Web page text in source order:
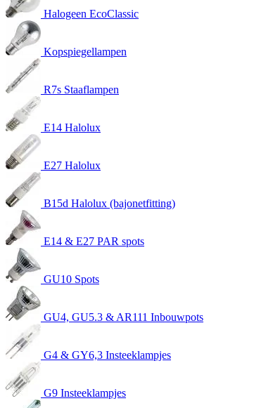
Halogeen EcoClassic
Kopspiegellampen
R7s Staaflampen
E14 Halolux
E27 Halolux
B15d Halolux (bajonetfitting)
E14 & E27 PAR spots
GU10 Spots
GU4, GU5.3 & AR111 Inbouwpots
G4 & GY6,3 Insteeklampjes
G9 Insteeklampjes